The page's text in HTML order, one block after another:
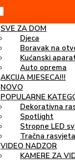
SVE ZA DOM
Djeca
Boravak na
Kućanski
Auto oprema
AKCIJA MJESECA!!!
NOVO
POPULARNE
Dekorativna
Spotlight
Stropne LED
Tračna rasvjeta
VIDEO NADZOR
KAMERE ZA